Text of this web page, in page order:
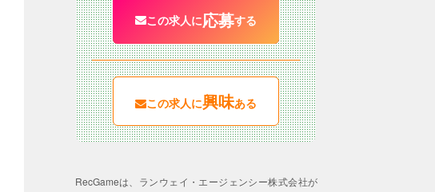
この求人に応募する
この求人に興味ある
RecGameは、ランウェイ・エージェンシー株式会社が